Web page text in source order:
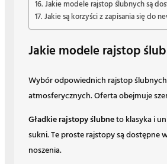
Jakie modele rajstop ślubnych są
Jakie są korzyści z zapisania się do
Jakie modele rajstop
Wybór odpowiednich rajstop
atmosferycznych. Oferta obejmuje
Gładkie rajstopy ślubneto klasyka i
sukni. Te proste rajstopy są dostępne
noszenia.